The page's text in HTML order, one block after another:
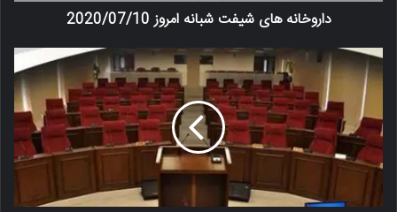
داروخانه های شیفت شبانه امروز 2020/07/10